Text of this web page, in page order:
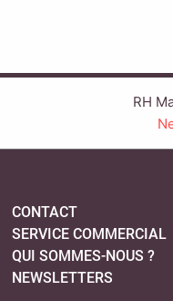
RH
CONTACT
SERVICE COMMERCIAL
QUI SOMMES-NOUS ?
NEWSLETTERS